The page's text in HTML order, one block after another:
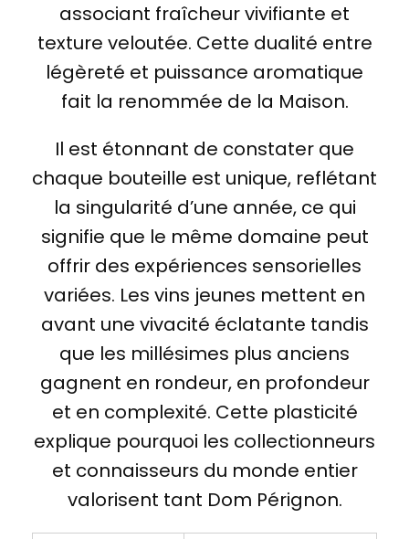
associant fraîcheur vivifiante et
texture veloutée. Cette dualité entre
légèreté et puissance aromatique
fait la renommée de la Maison.
Il est étonnant de constater que
chaque bouteille est unique, reflétant
la singularité d’une année, ce qui
signifie que le même domaine peut
offrir des expériences sensorielles
variées. Les vins jeunes mettent en
avant une vivacité éclatante tandis
que les millésimes plus anciens
gagnent en rondeur, en profondeur
et en complexité. Cette plasticité
explique pourquoi les collectionneurs
et connaisseurs du monde entier
valorisent tant Dom Pérignon.